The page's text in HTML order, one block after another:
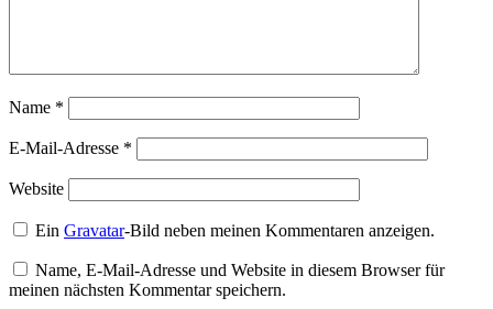
Name *
E-Mail-Adresse *
Website
EinGravatar-Bild neben meinen Kommentaren anzeigen.
Name, E-Mail-Adresse und Website in diesem Browser für
meinen nächsten Kommentar speichern.